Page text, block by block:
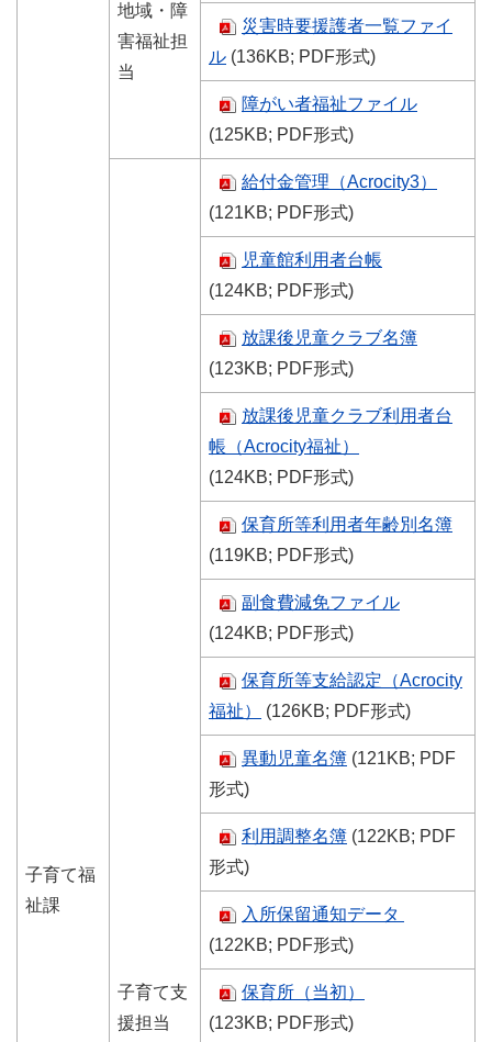
子育て福
祉課
地域・障
害福祉担
当
災害時要援護者一覧ファイ
ル (136KB; PDF形式)
障がい者福祉ファイル
(125KB; PDF形式)
子育て支
援担当
給付金管理（Acrocity3）
(121KB; PDF形式)
児童館利用者台帳
(124KB; PDF形式)
放課後児童クラブ名簿
(123KB; PDF形式)
放課後児童クラブ利用者台
帳（Acrocity福祉）
(124KB; PDF形式)
保育所等利用者年齢別名簿
(119KB; PDF形式)
副食費減免ファイル
(124KB; PDF形式)
保育所等支給認定（Acrocity
福祉）
(126KB; PDF形式)
異動児童名簿 (121KB; PDF
形式)
利用調整名簿 (122KB; PDF
形式)
入所保留通知データ
(122KB; PDF形式)
保育所（当初）
(123KB; PDF形式)